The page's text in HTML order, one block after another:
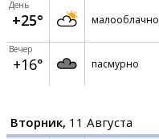
День
+25° малооблачно
Вечер
+16° пасмурно
Вторник, 11 Августа